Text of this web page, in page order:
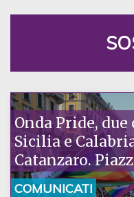
Onda Pride,
Sicilia e
Catanzaro.
la nostra
COMUNICATI